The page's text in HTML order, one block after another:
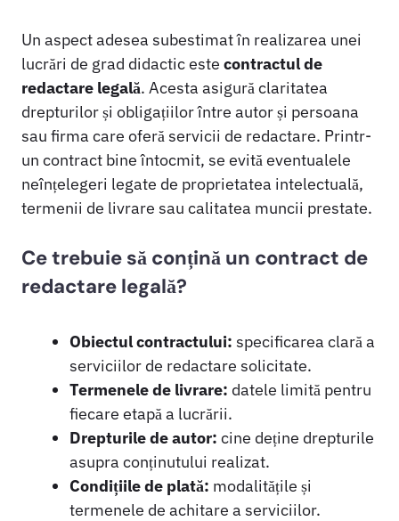
Un aspect adesea subestimat în realizarea unei
lucrări de grad didactic este contractul de
redactare legală. Acesta asigură claritatea
drepturilor și obligațiilor între autor și persoana
sau firma care oferă servicii de redactare. Printr-
un contract bine întocmit, se evită eventualele
neînțelegeri legate de proprietatea intelectuală,
termenii de livrare sau calitatea muncii prestate.
Ce trebuie să conțină un contract de
redactare legală?
Obiectul contractului: specificarea clară a
serviciilor de redactare solicitate.
Termenele de livrare: datele limită pentru
fiecare etapă a lucrării.
Drepturile de autor: cine deține drepturile
asupra conținutului realizat.
Condițiile de plată: modalitățile și
termenele de achitare a serviciilor.